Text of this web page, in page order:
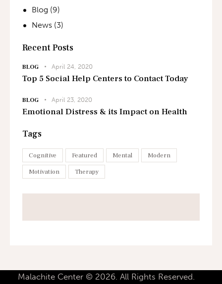
Blog (9)
News (3)
Recent Posts
BLOG April 24, 2020
Top 5 Social Help Centers to Contact Today
BLOG April 23, 2020
Emotional Distress & its Impact on Health
Tags
Cognitive Featured Mental Modern
Motivation Therapy
Malachite Center © 2026. All Rights Reserved.